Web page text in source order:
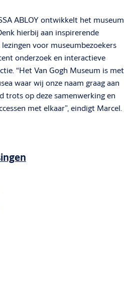
ABLOY ontwikkelt het museum
hierbij aan inspirerende
voor museumbezoekers
onderzoek en interactieve
“Het Van Gogh Museum is met
waar wij onze naam graag aan
trots op deze samenwerking en
met elkaar”, eindigt Marcel.